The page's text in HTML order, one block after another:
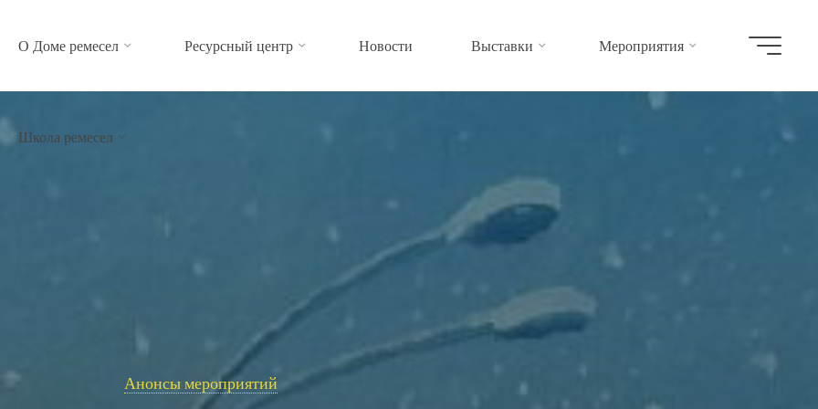
О Доме ремесел Ресурсный центр Новости Выставки Мероприятия
Школа ремесел
Анонсы мероприятий